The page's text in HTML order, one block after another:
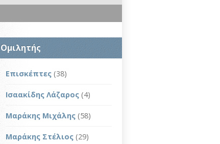
Ομιλητής
Επισκέπτες (38)
Ισαακίδης Λάζαρος (4)
Μαράκης Μιχάλης (58)
Μαράκης Στέλιος (29)